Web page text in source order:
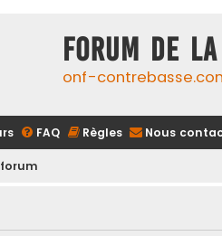
FORUM DE
onf-
FAQ Règles Nous